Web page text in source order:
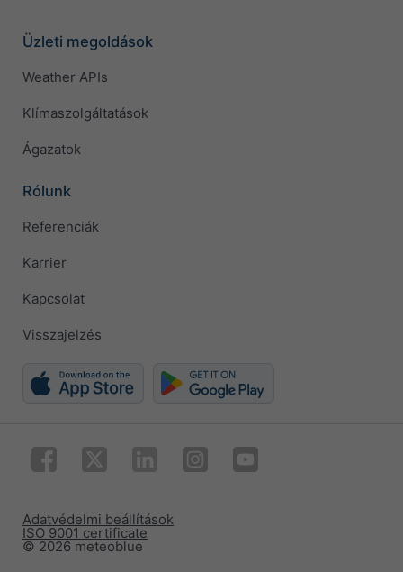
Üzleti megoldások
Weather APIs
Klímaszolgáltatások
Ágazatok
Rólunk
Referenciák
Karrier
Kapcsolat
Visszajelzés
© 2026 meteoblue
ISO 9001 certificate
Adatvédelmi beállítások